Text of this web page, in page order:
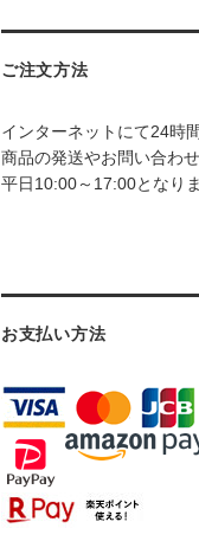
ご注文方法
インターネットにて24時
商品の発送やお問い合わ
平日10:00～17:00となりま
お支払い方法